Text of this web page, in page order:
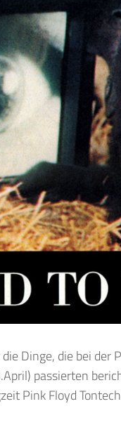
Dinge, die bei der
passierten
Pink Floyd